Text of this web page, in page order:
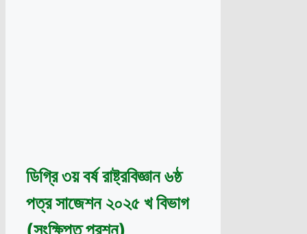
ডিগ্রি ৩য় বর্ষ রাষ্ট্রবিজ্ঞান ৬ষ্ঠ
পত্র সাজেশন ২০২৫ খ বিভাগ
(সংক্ষিপ্ত প্রশ্ন)